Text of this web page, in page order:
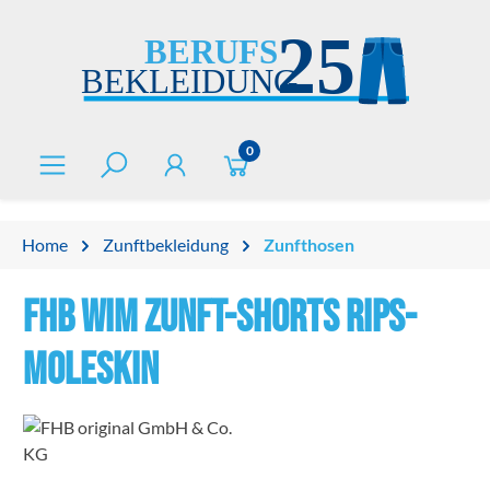
0
Home Zunftbekleidung Zunfthosen
FHB WIM Zunft-Shorts Rips-
Moleskin